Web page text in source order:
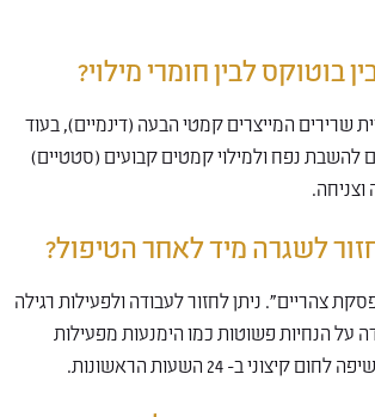
שרירים המייצרים קמטי הבעה (דינמיים), בעוד
להשבת נפח ולמילוי קמטים קבועים (סטטיים)
וצניחה.
צהריים". ניתן לחזור לעבודה ולפעילות רגילה
על הנחיות פשוטות כמו הימנעות מפעילות
ב- 24 השעות הראשונות.